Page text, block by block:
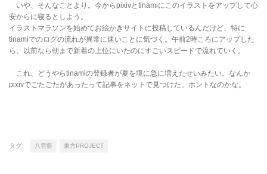
いや、そんなことより。今からpixivとtinamiにこのイラストをアップして心
安からに寝るとしよう。
イラストマラソンを始めてお絵かきサイトに投稿しているんだけど、特に
tinamiでのログの流れが異常に速いことに気づく。午前2時ころにアップした
ら、以前なら朝まで新着の上位にいたのにすごいスピードで流れていく。
これ、どうやらtinamiの登録者が夏を境に急に増えたせいみたい。なんか
pixivでごたごたがあったって記事をネットで見つけた。ホントなのかな。
タグ: 八雲藍 東方PROJECT